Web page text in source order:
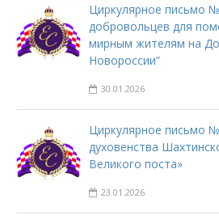
Циркулярное письмо
добровольцев для
мирным жителям на
Новороссии”
30.01.2026
Циркулярное письмо
духовенства
Великого поста»
23.01.2026